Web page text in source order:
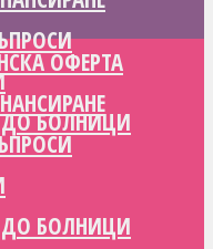
ДО БОЛНИЦИ
ОФЕРТА
ДО БОЛНИЦИ